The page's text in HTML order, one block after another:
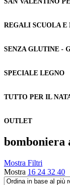
REGALI SCUOLA E
SENZA GLUTINE -
SPECIALE LEGNO
TUTTO PER IL
OUTLET
bomboniera
Mostra Filtri
Mostra 16 24 32 40